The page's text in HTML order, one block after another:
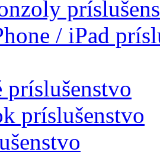
/ iPad
príslušenstvo